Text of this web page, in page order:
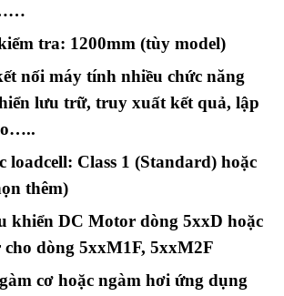
tra: 1200mm (tùy model)
nối máy tính nhiều chức năng
lưu trữ, truy xuất kết quả, lập
loadcell: Class 1 (Standard) hoặc
thêm)
khiển DC Motor dòng 5xxD hoặc
cho dòng 5xxM1F, 5xxM2F
cơ hoặc ngàm hơi ứng dụng